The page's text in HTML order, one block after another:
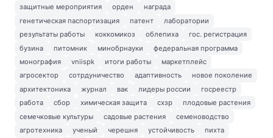
защитные мероприятия
орден
награда
генетическая паспортизация
патент
лаборатории
результаты работы
коккомикоз облепиха
гос. регистрация
бузина
питомник минобрнауки
федеральная программа
монография
vniispk итоги работы
маркетплейс
агросектор
сотрдуничество адаптивность
новое поколение
архитектоника
журнал вак лидеры россии
госреестр
работа
сбор химическая защита схзр
плодовые растения
семечковые культуры
садовые растения
семеноводство
агротехника
ученый черешня устойчивость
пихта